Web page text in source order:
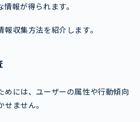
報が得られます。
収集方法を紹介します。
めには、ユーザーの属性や行動傾向
ません。